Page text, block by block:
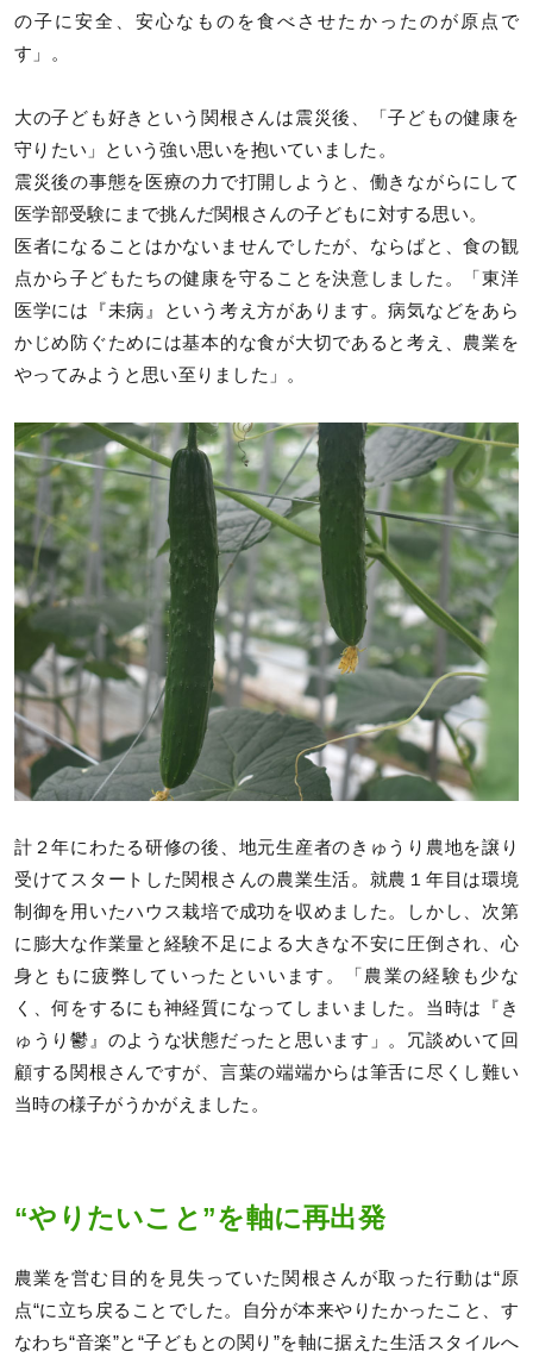
の子に安全、安心なものを食べさせたかったのが原点で
す」。
大の子ども好きという関根さんは震災後、「子どもの健康を
守りたい」という強い思いを抱いていました。
震災後の事態を医療の力で打開しようと、働きながらにして
医学部受験にまで挑んだ関根さんの子どもに対する思い。
医者になることはかないませんでしたが、ならばと、食の観
点から子どもたちの健康を守ることを決意しました。「東洋
医学には『未病』という考え方があります。病気などをあら
かじめ防ぐためには基本的な食が大切であると考え、農業を
やってみようと思い至りました」。
計２年にわたる研修の後、地元生産者のきゅうり農地を譲り
受けてスタートした関根さんの農業生活。就農１年目は環境
制御を用いたハウス栽培で成功を収めました。しかし、次第
に膨大な作業量と経験不足による大きな不安に圧倒され、心
身ともに疲弊していったといいます。「農業の経験も少な
く、何をするにも神経質になってしまいました。当時は『き
ゅうり鬱』のような状態だったと思います」。冗談めいて回
顧する関根さんですが、言葉の端端からは筆舌に尽くし難い
当時の様子がうかがえました。
“やりたいこと”を軸に再出発
農業を営む目的を見失っていた関根さんが取った行動は“原
点“に立ち戻ることでした。自分が本来やりたかったこと、す
なわち“音楽”と“子どもとの関り”を軸に据えた生活スタイルへ